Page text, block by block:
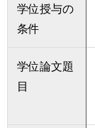
会
連
試
生
の
一
般・
学位授与の
条件
学位論文題
目